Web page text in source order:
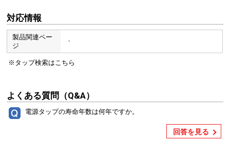
対応情報
製品関連ペー
ジ
・
※タップ検索はこちら
よくある質問（Q&A）
電源タップの寿命年数は何年ですか。
回答を見る